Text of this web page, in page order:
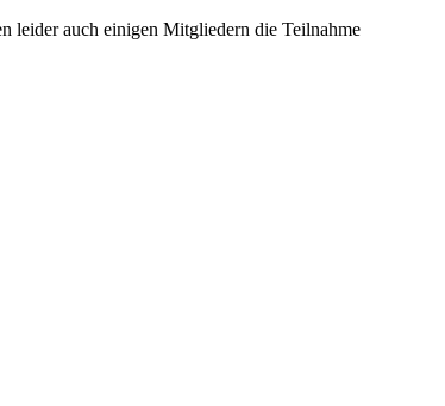
leider auch einigen Mitgliedern die Teilnahme